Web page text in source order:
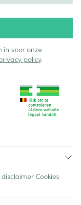
in voor onze
policy.
Cookies